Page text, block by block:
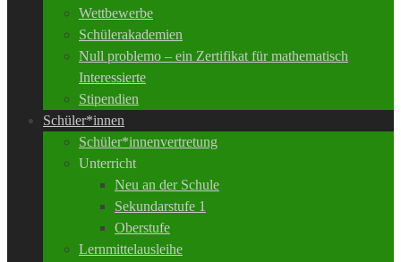
Wettbewerbe
Schülerakademien
Null problemo – ein Zertifikat für mathematisch
Interessierte
Stipendien
Schüler*innen
Schüler*innenvertretung
Unterricht
Neu an der Schule
Sekundarstufe 1
Oberstufe
Lernmittelausleihe